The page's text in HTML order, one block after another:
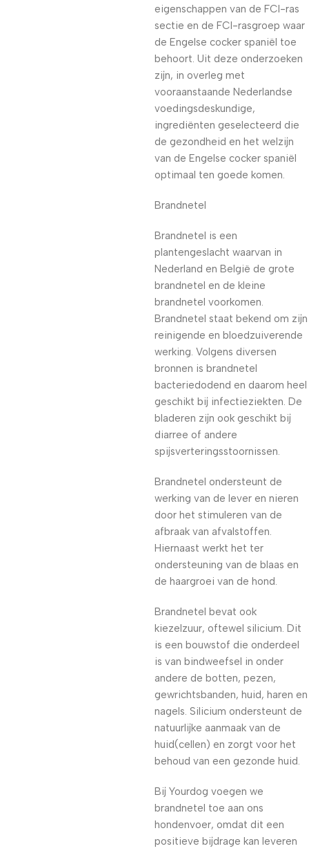
eigenschappen van de FCI-ras
sectie en de FCI-rasgroep waar
de Engelse cocker spaniël toe
behoort. Uit deze onderzoeken
zijn, in overleg met
vooraanstaande Nederlandse
voedingsdeskundige,
ingrediënten geselecteerd die
de gezondheid en het welzijn
van de Engelse cocker spaniël
optimaal ten goede komen.
Brandnetel
Brandnetel is een
plantengeslacht waarvan in
Nederland en België de grote
brandnetel en de kleine
brandnetel voorkomen.
Brandnetel staat bekend om zijn
reinigende en bloedzuiverende
werking. Volgens diversen
bronnen is brandnetel
bacteriedodend en daarom heel
geschikt bij infectieziekten. De
bladeren zijn ook geschikt bij
diarree of andere
spijsverteringsstoornissen.
Brandnetel ondersteunt de
werking van de lever en nieren
door het stimuleren van de
afbraak van afvalstoffen.
Hiernaast werkt het ter
ondersteuning van de blaas en
de haargroei van de hond.
Brandnetel bevat ook
kiezelzuur, oftewel silicium. Dit
is een bouwstof die onderdeel
is van bindweefsel in onder
andere de botten, pezen,
gewrichtsbanden, huid, haren en
nagels. Silicium ondersteunt de
natuurlijke aanmaak van de
huid(cellen) en zorgt voor het
behoud van een gezonde huid.
Bij Yourdog voegen we
brandnetel toe aan ons
hondenvoer, omdat dit een
positieve bijdrage kan leveren